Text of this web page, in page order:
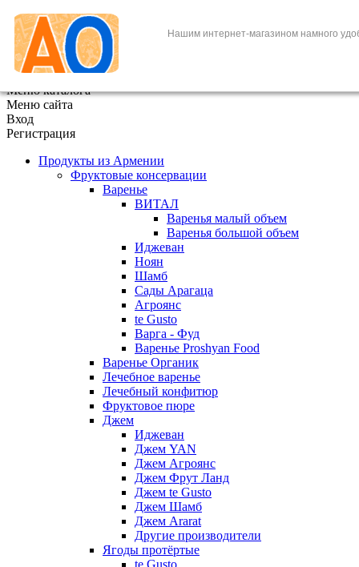
Нашим интернет-магазином намного
+7 (495) 646-888-1
В корзине 0 товаров
Меню каталога
Меню сайта
Вход
Регистрация
Продукты из Армении
Фруктовые консервации
Варенье
ВИТАЛ
Варенья малый объем
Варенья большой объем
Иджеван
Ноян
Шамб
Сады Арагаца
Агроянс
te Gusto
Варга - Фуд
Варенье Proshyan Food
Варенье Органик
Лечебное варенье
Лечебный конфитюр
Фруктовое пюре
Джем
Иджеван
Джем YAN
Джем Агроянс
Джем Фрут Ланд
Джем te Gusto
Джем Шамб
Джем Ararat
Другие производители
Ягоды протёртые
te Gusto